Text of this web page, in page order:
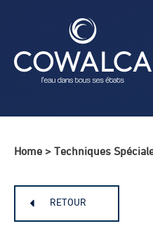
Home > Techniques
RETOUR